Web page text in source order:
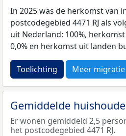
In 2025 was de herkomst van
postcodegebied 4471 RJ als
uit Nederland: 100%,
0,0% en herkomst uit landen
Toelichting Meer migratie
Gemiddelde
Er wonen gemiddeld 2,5
het postcodegebied 4471 RJ.